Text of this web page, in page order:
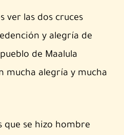
ver las dos cruces
y alegría de
de Maalula
mucha alegría y mucha
que se hizo hombre